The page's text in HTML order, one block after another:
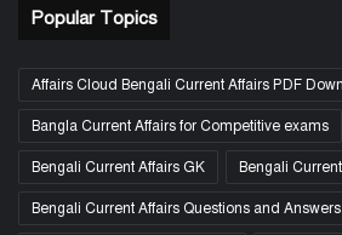
Popular Topics
Affairs Cloud Bengali Current Affairs PDF
Bangla Current Affairs for Competitive exams
Bengali Current Affairs GK Bengali
Bengali Current Affairs Questions and